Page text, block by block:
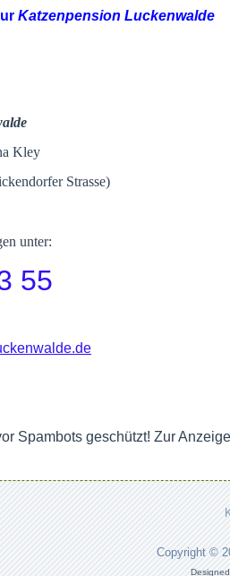
Katzenpension Luckenwalde
Kley
Strasse)
unter:
55
Spambots geschützt! Zur
Copyright ©